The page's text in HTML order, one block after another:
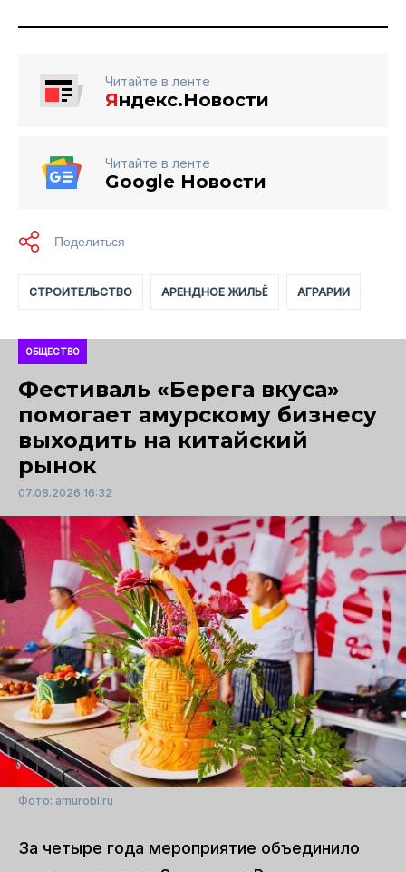
Читайте в ленте
Яндекс.Новости
Читайте в ленте
Google Новости
СТРОИТЕЛЬСТВО АРЕНДНОЕ ЖИЛЬЁ АГРАРИИ
ОБЩЕСТВО
Фестиваль «Берега вкуса»
помогает амурскому бизнесу
выходить на китайский
рынок
07.08.2026 16:32
Фото: amurobl.ru
За четыре года мероприятие объединило